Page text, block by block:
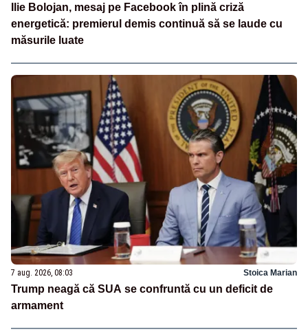
Ilie Bolojan, mesaj pe Facebook în plină criză
energetică: premierul demis continuă să se laude cu
măsurile luate
7 aug. 2026, 08:03 Stoica Marian
Trump neagă că SUA se confruntă cu un deficit de
armament